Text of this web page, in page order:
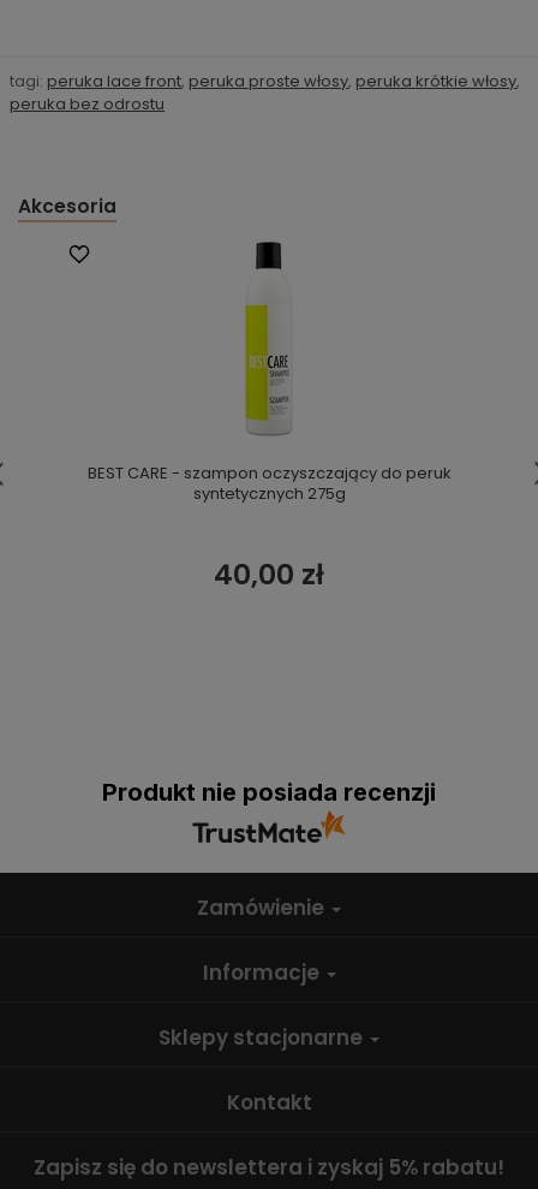
tagi: peruka lace front, peruka proste włosy, peruka krótkie włosy,
peruka bez odrostu
Akcesoria
BEST CARE - szampon oczyszczający do peruk
syntetycznych 275g
40,00 zł
Produkt nie posiada recenzji
Zamówienie
Informacje
Sklepy stacjonarne
Kontakt
Zapisz się do newslettera i zyskaj 5% rabatu!